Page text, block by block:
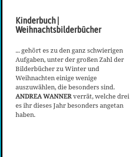
Kinderbuch |
Weihnachtsbilderbücher
... gehört es zu den ganz schwierigen
Aufgaben, unter der großen Zahl der
Bilderbücher zu Winter und
Weihnachten einige wenige
auszuwählen, die besonders sind.
ANDREA WANNERverrät, welche drei
es ihr dieses Jahr besonders angetan
haben.